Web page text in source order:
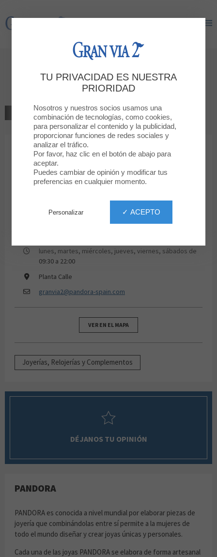
Gran Via 2
PANDORA
VOLVER AL LISTADO
JOYERÍAS, RELOJERÍAS Y COMPLEMENTOS
lunes, martes, miércoles, jueves, viernes, sábados de
09:30 a 22:00
Planta Calle
granvia2@pandora-spain.com
VER EN EL MAPA
Joyerías, Relojerías y Complementos
DÉJANOS TU OPINIÓN
PANDORA
PANDORA es conocida a nivel mundial por elaborar piezas de
joyería que combinándolas entre sí permite a la mujeres de
todo el mundo diseñar y crear joyas únicas y personales.
Cada una de las joyas PANDORA se elabora de forma artesanal
TU PRIVACIDAD ES NUESTRA
PRIORIDAD
Nosotros y nuestros socios usamos una
combinación de tecnologías, como cookies,
para personalizar el contenido y la publicidad,
proporcionar funciones de redes sociales y
analizar el tráfico.
Por favor, haz clic en el botón de abajo para
aceptar.
Puedes cambiar de opinión y modificar tus
preferencias en cualquier momento.
✓ ACEPTO
Personalizar